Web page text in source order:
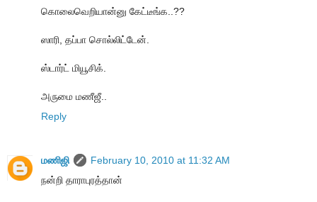
கொலைவெறியான்னு கேட்டீங்க..??
ஸாரி, தப்பா சொல்லிட்டேன்.
ஸ்டார்ட் மியூசிக்.
அருமை மணீஜீ..
Reply
மணிஜி
February 10, 2010 at 11:32 AM
நன்றி தாராபுரத்தான்